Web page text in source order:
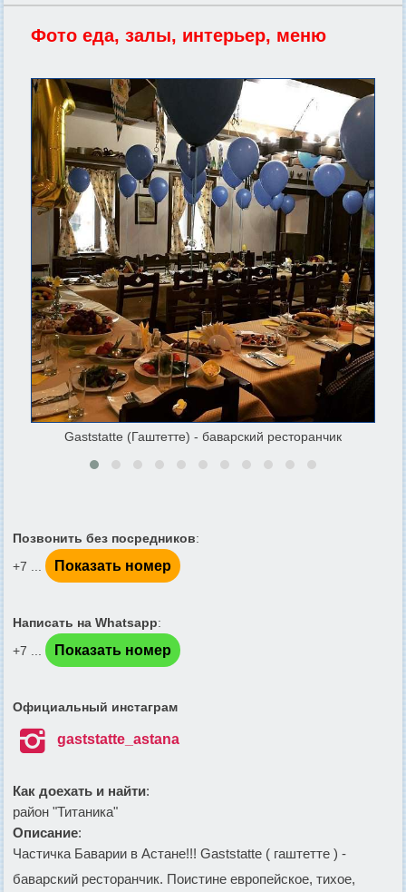
Фото еда, залы, интерьер, меню
Gaststatte (Гаштетте) - баварский ресторанчик
Позвонить без посредников:
+7 ...
Показать номер
Написать на Whatsapp:
+7 ...
Показать номер
Официальный инстаграм
 gaststatte_astana
Как доехать и найти:
район "Титаника"
Описание:
Частичка Баварии в Астане!!! Gaststatte ( гаштетте ) -
баварский ресторанчик. Поистине европейское, тихое,